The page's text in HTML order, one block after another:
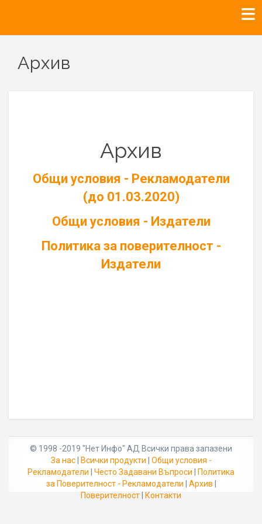
Архив
Архив
Общи условия - Рекламодатели
(до 01.03.2020)
Общи условия - Издатели
Политика за поверителност -
Издатели
© 1998 -2019 "Нет Инфо" АД Всички права запазени
За нас| Всички продукти
Общи условия -
Рекламодатели
Често Задавани Въпроси
Политика
за Поверителност - Рекламодатели
Архив
Поверителност
Контакти